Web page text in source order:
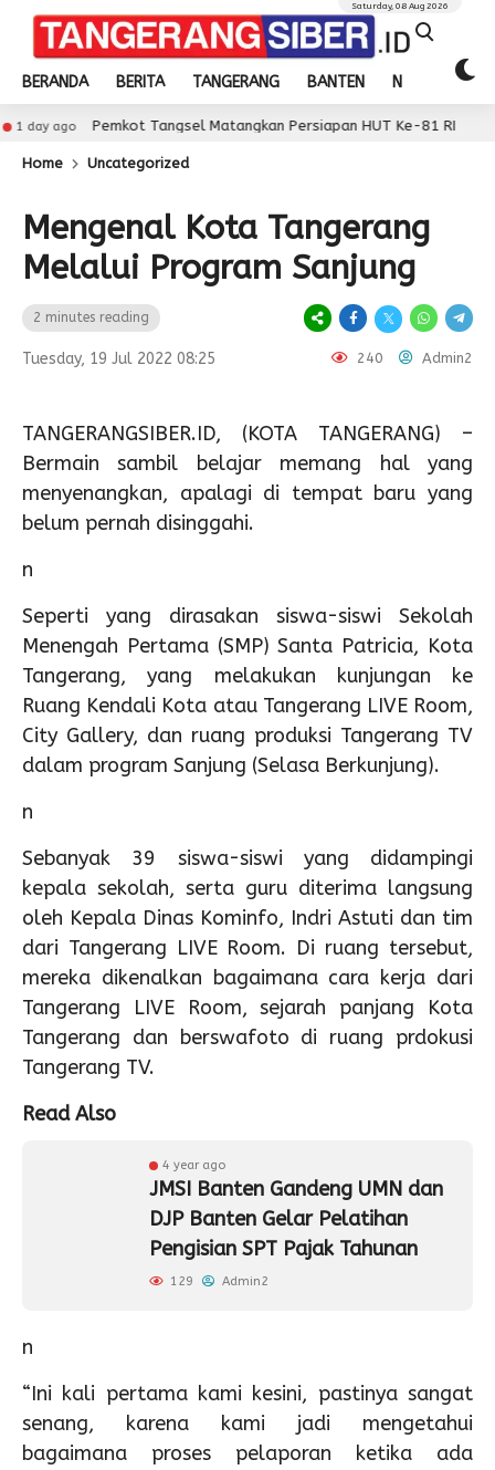
BERANDA BERITA TANGERANG BANTEN NASIONAL
Saturday, 08 Aug 2026
Pemkot Tangsel Matangkan Persiapan HUT Ke-81 RI 1 day
Home Uncategorized
Mengenal Kota Tangerang
Melalui Program Sanjung
2 minutes reading
Tuesday, 19 Jul 2022 08:25 240 Admin2
TANGERANGSIBER.ID, (KOTA TANGERANG) –
Bermain sambil belajar memang hal yang
menyenangkan, apalagi di tempat baru yang
belum pernah disinggahi.
n
Seperti yang dirasakan siswa-siswi Sekolah
Menengah Pertama (SMP) Santa Patricia, Kota
Tangerang, yang melakukan kunjungan ke
Ruang Kendali Kota atau Tangerang LIVE Room,
City Gallery, dan ruang produksi Tangerang TV
dalam program Sanjung (Selasa Berkunjung).
n
Sebanyak 39 siswa-siswi yang didampingi
kepala sekolah, serta guru diterima langsung
oleh Kepala Dinas Kominfo, Indri Astuti dan tim
dari Tangerang LIVE Room. Di ruang tersebut,
mereka dikenalkan bagaimana cara kerja dari
Tangerang LIVE Room, sejarah panjang Kota
Tangerang dan berswafoto di ruang prdokusi
Tangerang TV.
Read Also
4 year ago
JMSI Banten Gandeng UMN dan
DJP Banten Gelar Pelatihan
Pengisian SPT Pajak Tahunan
129 Admin2
n
“Ini kali pertama kami kesini, pastinya sangat
senang, karena kami jadi mengetahui
bagaimana proses pelaporan ketika ada